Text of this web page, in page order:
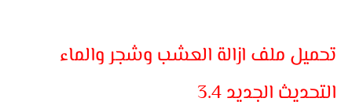
تحميل ملف ازالة العشب وشجر والماء
التحديث الجديد 3.4